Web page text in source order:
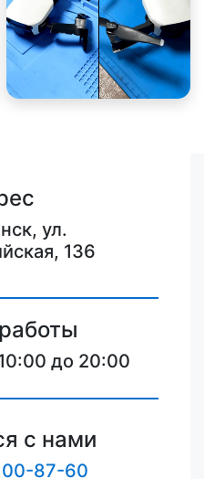
ул.
136
до 20:00
с нами
87-60